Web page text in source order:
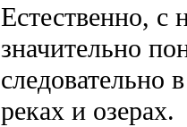
Естественно, с
значительно
следовательно
реках и озерах.